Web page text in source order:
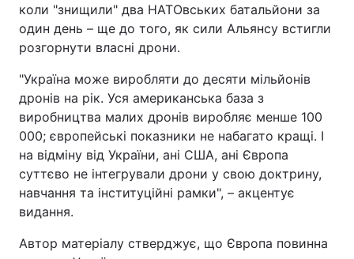
коли "знищили" два НАТОвських батальйони за
один день – ще до того, як сили Альянсу встигли
розгорнути власні дрони.
"Україна може виробляти до десяти мільйонів
дронів на рік. Уся американська база з
виробництва малих дронів виробляє менше 100
000; європейські показники не набагато кращі. І
на відміну від України, ані США, ані Європа
суттєво не інтегрували дрони у свою доктрину,
навчання та інституційні рамки", – акцентує
видання.
Автор матеріалу стверджує, що Європа повинна